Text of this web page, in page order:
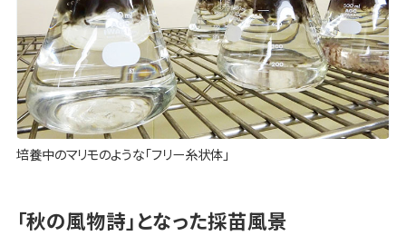
培養中のマリモのような「フリー糸状体」
「秋の風物詩」となった採苗風景